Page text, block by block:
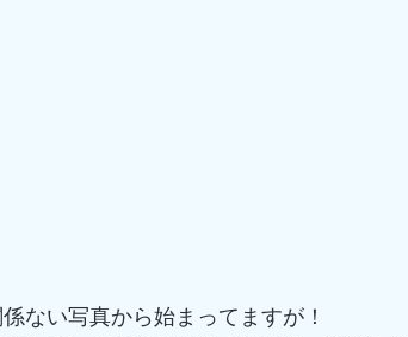
ない写真から始まってますが！